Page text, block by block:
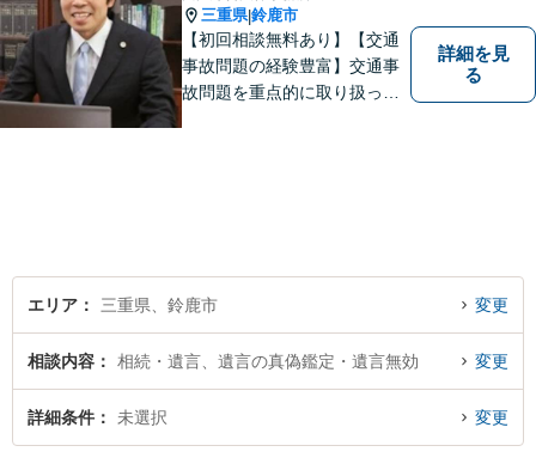
三重県|鈴鹿市
【初回相談無料あり】【交通
事故問題の経験豊富】交通事
故問題を重点的に取り扱って
詳細を見
る
エリア 三重県、鈴鹿市 変更
相談内容 相続・遺言、遺言の真偽鑑定・遺言無効 変更
詳細条件 未選択 変更